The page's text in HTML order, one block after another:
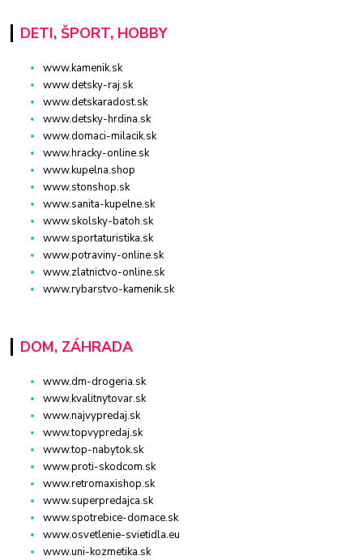
DETI, ŠPORT, HOBBY
www.kamenik.sk
www.detsky-raj.sk
www.detskaradost.sk
www.detsky-hrdina.sk
www.domaci-milacik.sk
www.hracky-online.sk
www.kupelna.shop
www.stonshop.sk
www.sanita-kupelne.sk
www.skolsky-batoh.sk
www.sportaturistika.sk
www.potraviny-online.sk
www.zlatnictvo-online.sk
www.rybarstvo-kamenik.sk
DOM, ZÁHRADA
www.dm-drogeria.sk
www.kvalitnytovar.sk
www.najvypredaj.sk
www.topvypredaj.sk
www.top-nabytok.sk
www.proti-skodcom.sk
www.retromaxishop.sk
www.superpredajca.sk
www.spotrebice-domace.sk
www.osvetlenie-svietidla.eu
www.uni-kozmetika.sk